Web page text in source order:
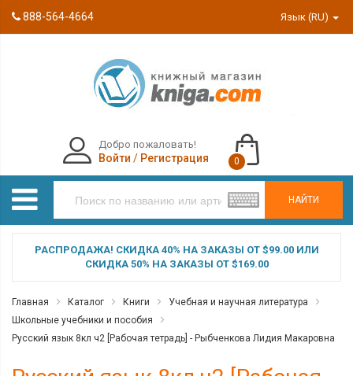
888-564-4664 Язык (RU)
НАЙТИ
Добро пожаловать!
Войти / Регистрация 0
РАСПРОДАЖА! СКИДКА 40% НА ЗАКАЗЫ ОТ $99.00 ИЛИ
СКИДКА 50% НА ЗАКАЗЫ ОТ $169.00
Главная Каталог Книги
Учебная и научная литература
Школьные учебники и пособия
Русский язык 8кл ч2 [Рабочая тетрадь] - Рыбченкова Лидия Макаровна